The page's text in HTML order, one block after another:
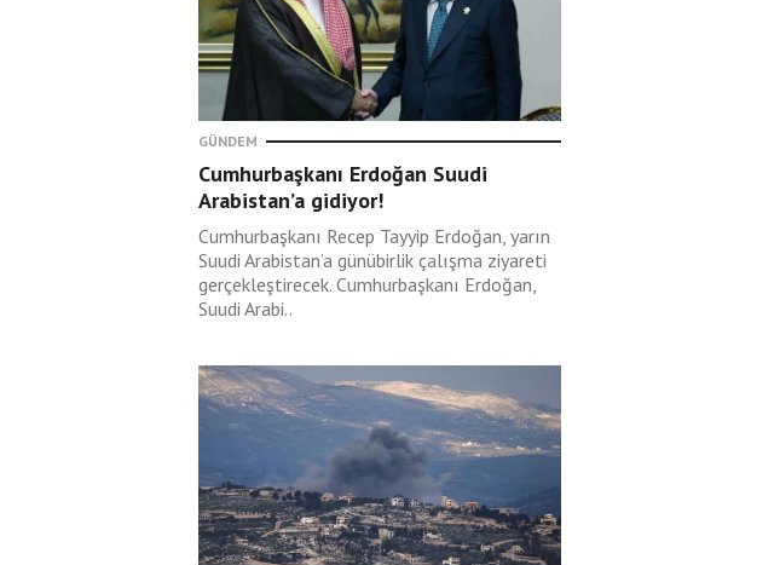
GÜNDEM
Cumhurbaşkanı Erdoğan Suudi
Arabistan’a gidiyor!
Cumhurbaşkanı Recep Tayyip Erdoğan, yarın
Suudi Arabistan’a günübirlik çalışma ziyareti
gerçekleştirecek. Cumhurbaşkanı Erdoğan,
Suudi Arabi..